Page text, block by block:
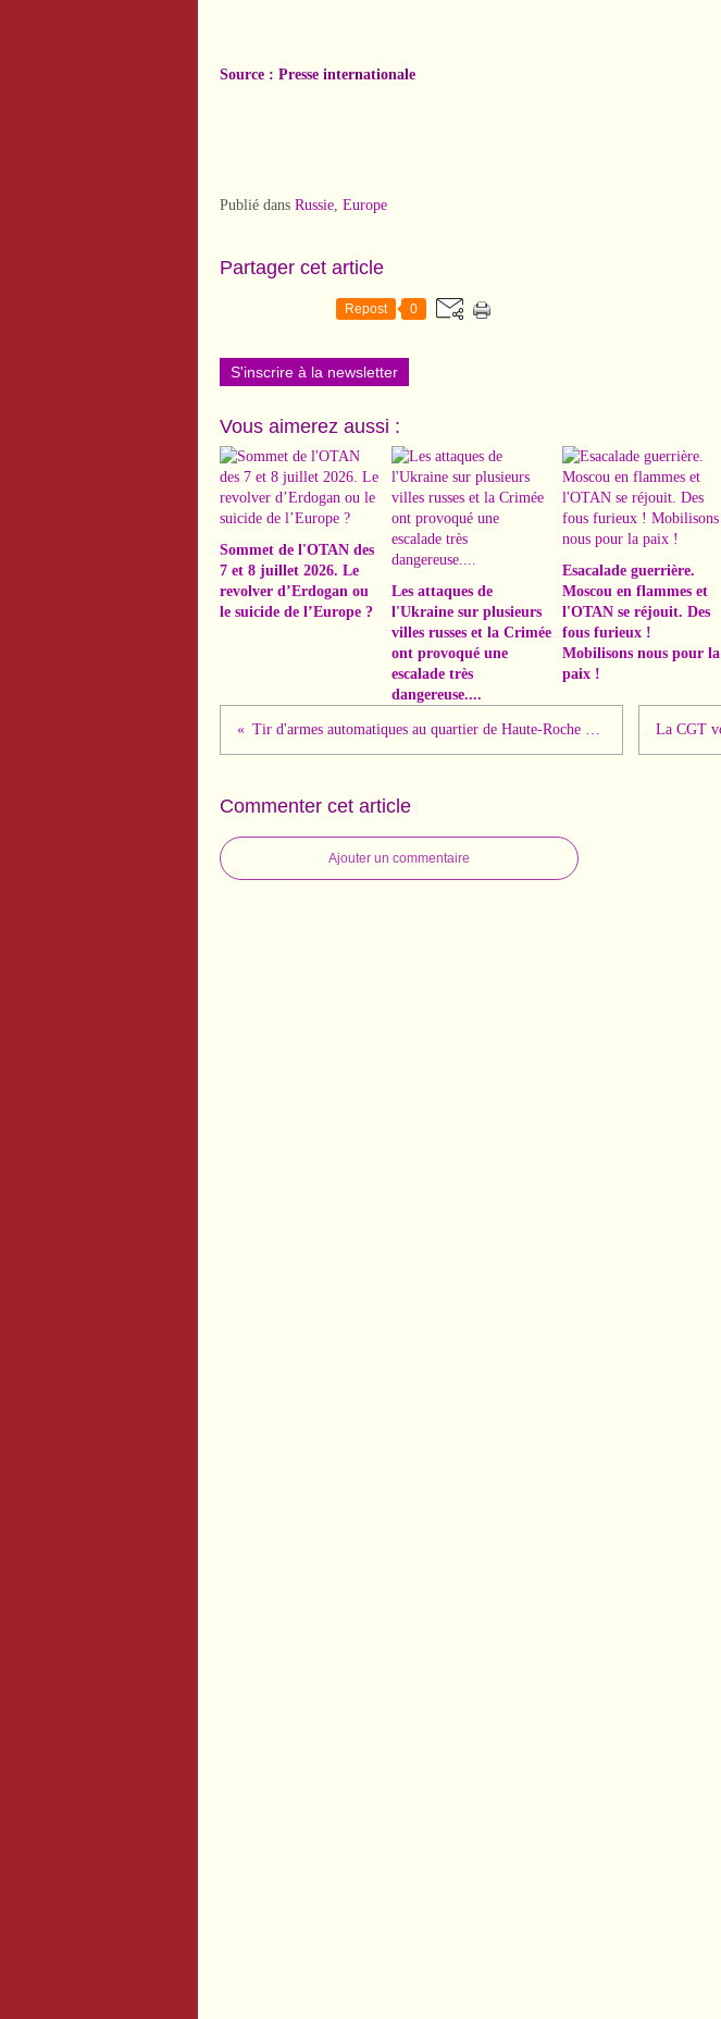
Source : Presse internationale
Publié dans Russie, Europe
Partager cet article
Repost 0
S'inscrire à la newsletter
Vous aimerez aussi :
Sommet de l'OTAN des
7 et 8 juillet 2026. Le
revolver d’Erdogan ou
le suicide de l’Europe ?
Les attaques de
l'Ukraine sur plusieurs
villes russes et la Crimée
ont provoqué une
escalade très
dangereuse....
Esacalade guerrière.
Moscou en flammes et
l'OTAN se réjouit. Des
fous furieux !
Mobilisons nous pour la
paix !
Tir d'armes automatiques au quartier de Haute-Roche à Pierre-Bénite (Rhône)...
Commenter cet article
Ajouter un commentaire